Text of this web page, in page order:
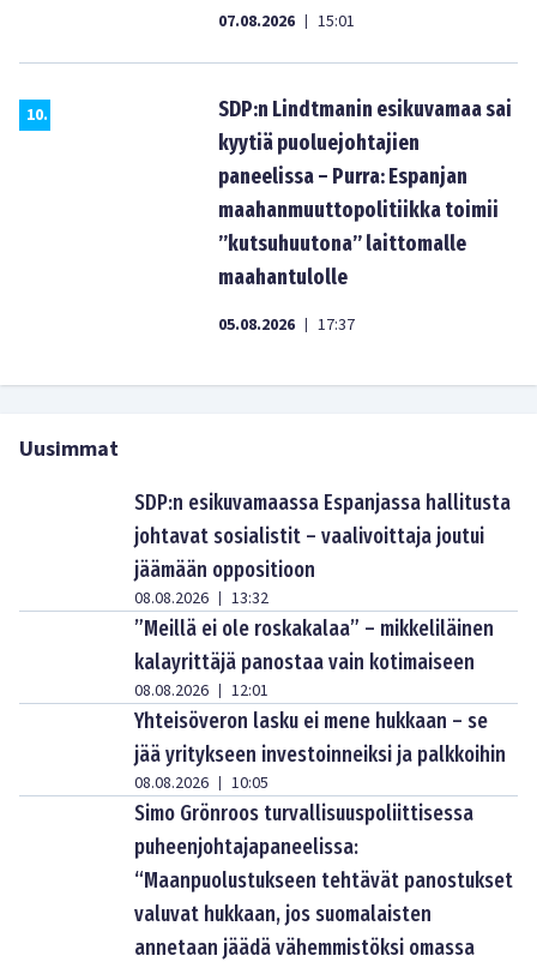
07.08.2026 | 15:01
10.
SDP:n Lindtmanin esikuvamaa sai
kyytiä puoluejohtajien
paneelissa – Purra: Espanjan
maahanmuuttopolitiikka toimii
”kutsuhuutona” laittomalle
maahantulolle
05.08.2026 | 17:37
Uusimmat
SDP:n esikuvamaassa Espanjassa hallitusta
johtavat sosialistit – vaalivoittaja joutui
jäämään oppositioon
08.08.2026 | 13:32
”Meillä ei ole roskakalaa” – mikkeliläinen
kalayrittäjä panostaa vain kotimaiseen
08.08.2026 | 12:01
Yhteisöveron lasku ei mene hukkaan – se
jää yritykseen investoinneiksi ja palkkoihin
08.08.2026 | 10:05
Simo Grönroos turvallisuuspoliittisessa
puheenjohtajapaneelissa:
“Maanpuolustukseen tehtävät panostukset
valuvat hukkaan, jos suomalaisten
annetaan jäädä vähemmistöksi omassa